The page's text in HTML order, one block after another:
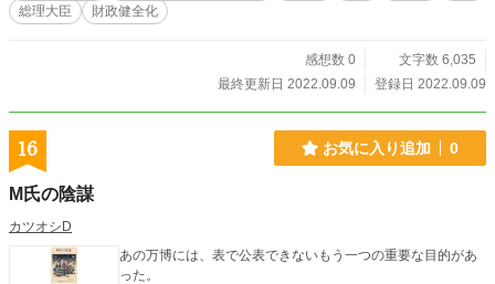
総理大臣
財政健全化
感想数 0
文字数 6,035
最終更新日 2022.09.09
登録日 2022.09.09
16 お気に入り追加 0
M氏の陰謀
カツオシD
あの万博には、表で公表できないもう一つの重要な目的があ
った。